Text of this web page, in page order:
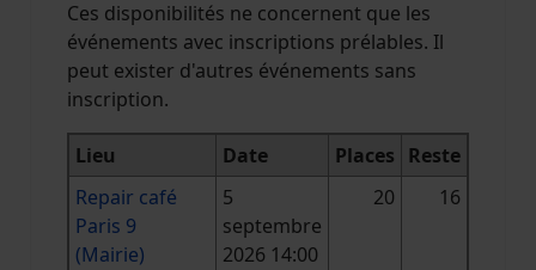
Ces disponibilités ne concernent que les
événements avec inscriptions prélables. Il
peut exister d'autres événements sans
inscription.
Lieu Date Places Reste
Repair café
Paris 9
(Mairie)
5
septembre
2026 14:00
20 16